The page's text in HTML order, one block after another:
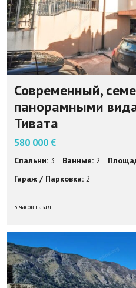
Современный,
панорамными
Тивата
580 000 €
Спальни: 3 Ванные: 2
Гараж / Парковка: 2
5 часов назад